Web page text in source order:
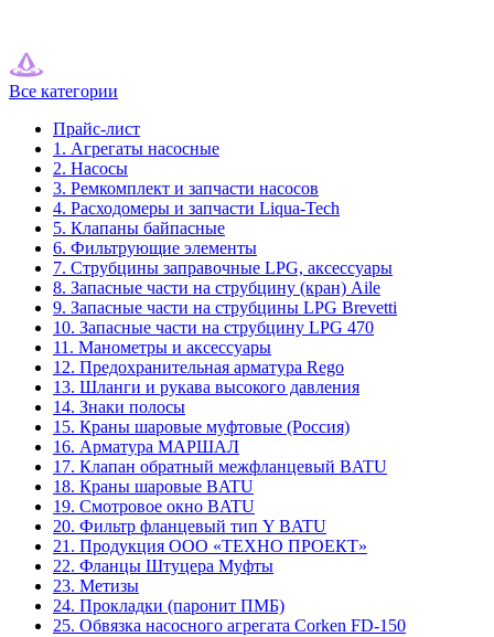
Все категории
Прайс-лист
1. Агрегаты насосные
2. Насосы
3. Ремкомплект и запчасти насосов
4. Расходомеры и запчасти Liqua-Tech
5. Клапаны байпасные
6. Фильтрующие элементы
7. Струбцины заправочные LPG, аксессуары
8. Запасные части на струбцину (кран) Aile
9. Запасные части на струбцины LPG Brevetti
10. Запасные части на струбцину LPG 470
11. Манометры и аксессуары
12. Предохранительная арматура Rego
13. Шланги и рукава высокого давления
14. Знаки полосы
15. Краны шаровые муфтовые (Россия)
16. Арматура МАРШАЛ
17. Клапан обратный межфланцевый BATU
18. Краны шаровые BATU
19. Смотровое окно BATU
20. Фильтр фланцевый тип Y BATU
21. Продукция ООО «ТЕХНО ПРОЕКТ»
22. Фланцы Штуцера Муфты
23. Метизы
24. Прокладки (паронит ПМБ)
25. Обвязка насосного агрегата Corken FD-150